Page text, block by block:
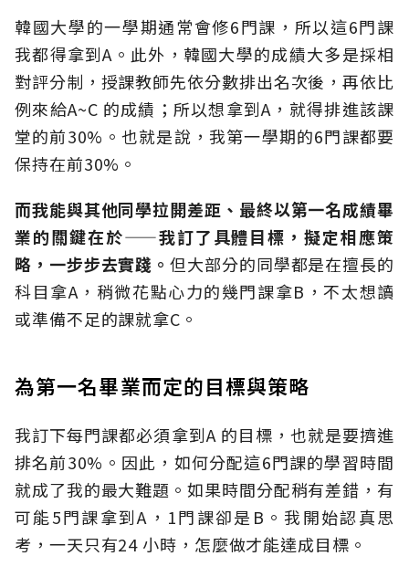
韓國大學的一學期通常會修6門課，所以這6門課
我都得拿到A。此外，韓國大學的成績大多是採相
對評分制，授課教師先依分數排出名次後，再依比
例來給A~C 的成績；所以想拿到A，就得排進該課
堂的前30%。也就是說，我第一學期的6門課都要
保持在前30%。
而我能與其他同學拉開差距、最終以第一名成績畢
業的關鍵在於——我訂了具體目標，擬定相應策
略，一步步去實踐。但大部分的同學都是在擅長的
科目拿A，稍微花點心力的幾門課拿B，不太想讀
或準備不足的課就拿C。
為第一名畢業而定的目標與策略
我訂下每門課都必須拿到A 的目標，也就是要擠進
排名前30%。因此，如何分配這6門課的學習時間
就成了我的最大難題。如果時間分配稍有差錯，有
可能5門課拿到A，1門課卻是B。我開始認真思
考，一天只有24 小時，怎麼做才能達成目標。